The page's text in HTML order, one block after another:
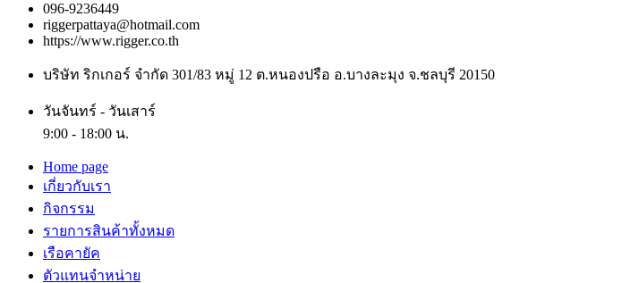
096-9236449
riggerpattaya@hotmail.com
https://www.rigger.co.th
บริษัท ริกเกอร์ จำกัด 301/83 หมู่ 12 ต.หนองปรือ อ.บางละมุง จ.ชลบุรี 20150
วันจันทร์ - วันเสาร์
9:00 - 18:00 น.
Home page
เกี่ยวกับเรา
กิจกรรม
รายการสินค้าทั้งหมด
เรือคายัค
ตัวแทนจำหน่าย